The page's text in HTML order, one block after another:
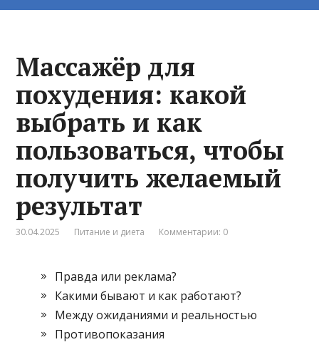
Массажёр для
похудения: какой
выбрать и как
пользоваться, чтобы
получить желаемый
результат
30.04.2025 Питание и диета Комментарии: 0
Правда или реклама?
Какими бывают и как работают?
Между ожиданиями и реальностью
Противопоказания